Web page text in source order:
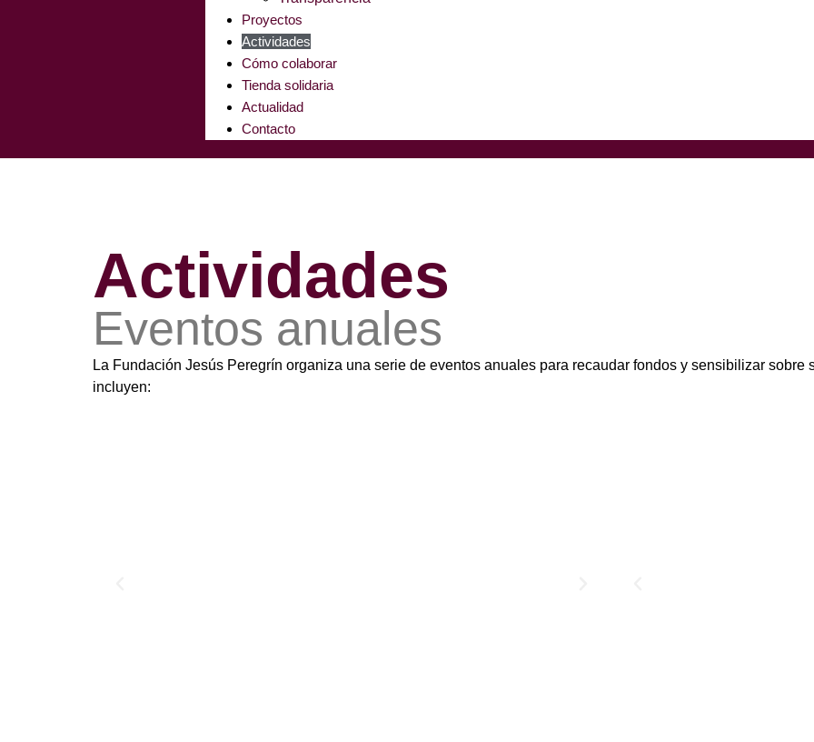
Proyectos
Actividades
Cómo colaborar
Tienda solidaria
Actualidad
Contacto
Actividades
Eventos anuales
La Fundación Jesús Peregrín organiza una serie de eventos anuales para recaudar fondos y sensibilizar sobre
incluyen: